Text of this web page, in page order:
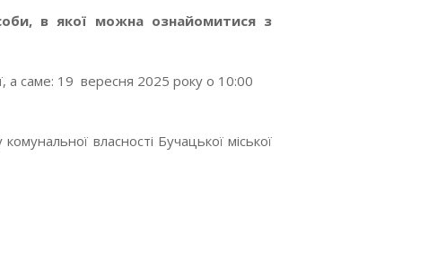
в якої можна ознайомитися з
а саме: 19 вересня 2025 року о 10:00
власності Бучацької міської